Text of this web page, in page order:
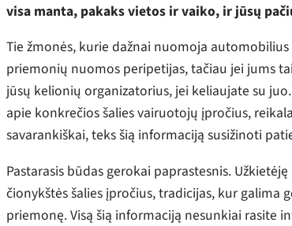
visa manta, pakaks vietos ir vaiko, ir jūsų
Tie žmonės, kurie dažnai nuomoja
priemonių nuomos peripetijas, tačiau jei jums
jūsų kelionių organizatorius, jei keliaujate su
apie konkrečios šalies vairuotojų įpročius,
savarankiškai, teks šią informaciją susižinoti
Pastarasis būdas gerokai paprastesnis.
čionykštės šalies įpročius, tradicijas, kur
priemonę. Visą šią informaciją nesunkiai rasite